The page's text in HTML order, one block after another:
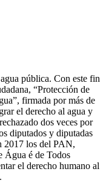
pública. Con este fin
“Protección de
firmada por más de
el derecho al agua y
dos veces por
diputados y diputadas
2017 los del PAN,
Água é de Todos
el derecho humano al